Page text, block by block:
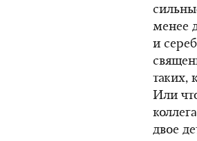
менее
и
таких,
Или
двое